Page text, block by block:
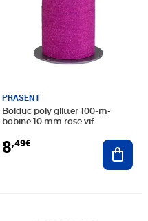
au panier
PRASENT
Bolduc poly glitter 100-m-
bobine 10 mm rose vif
8,49€